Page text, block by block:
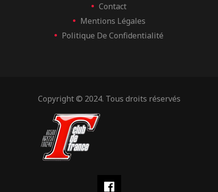
Contact
Mentions Légales
Politique De Confidentialité
Copyright © 2024. Tous droits réservés